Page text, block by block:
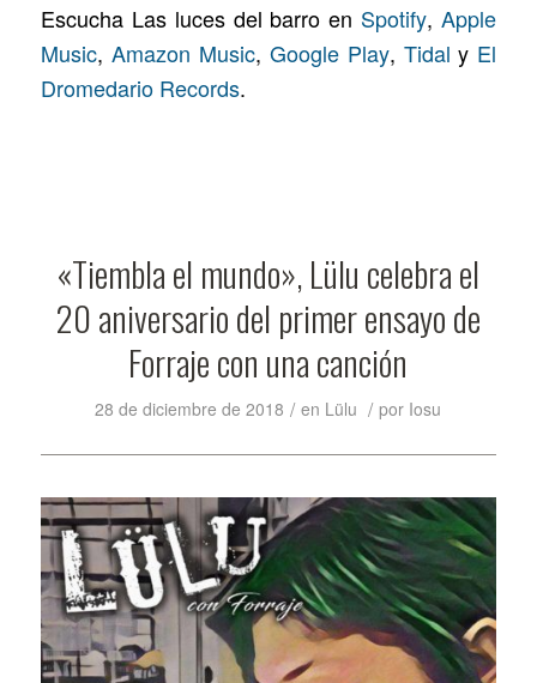
Escucha Las luces del barro en Spotify,Apple
Music, Amazon Music, Google Play, Tidal y El
Dromedario Records.
«Tiembla el mundo», Lülu celebra el
20 aniversario del primer ensayo de
Forraje con una canción
28 de diciembre de 2018 / en Lülu / por Iosu